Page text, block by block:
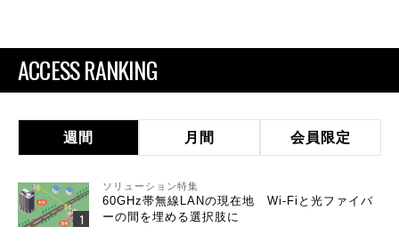
ACCESS RANKING
週間 月間 会員限定
ソリューション特集
60GHz帯無線LANの現在地 Wi-Fiと光ファイバ
ーの間を埋める選択肢に